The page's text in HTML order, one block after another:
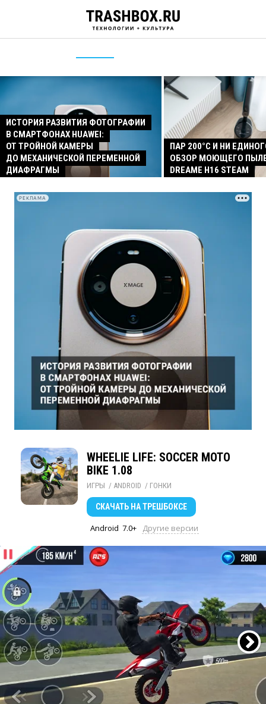
ИСТОРИЯ РАЗВИТИЯ ФОТОГРАФИИ
В СМАРТФОНАХ HUAWEI:
ОТ ТРОЙНОЙ КАМЕРЫ
ДО МЕХАНИЧЕСКОЙ ПЕРЕМЕННОЙ
ДИАФРАГМЫ
ПАР 200°C И НИ
ОБЗОР МОЮЩЕГО
DREAME H16 STEAM
РЕКЛАМА
WHEELIE LIFE: SOCCER MOTO
BIKE 1.08
ИГРЫ / ANDROID / ГОНКИ
СКАЧАТЬ НА ТРЕШБОКСЕ
Android 7.0+ Другие версии